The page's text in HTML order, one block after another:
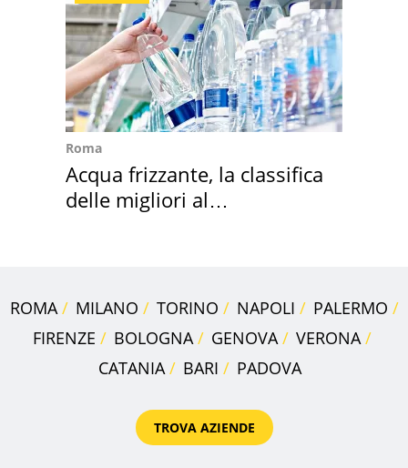
Roma
Acqua frizzante, la classifica
delle migliori al
ROMA MILANO TORINO NAPOLI
PALERMO
FIRENZE
BOLOGNA GENOVA
VERONA
CATANIA
BARI PADOVA
TROVA AZIENDE